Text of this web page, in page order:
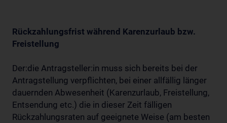
Rückzahlungsfrist während Karenzurlaub bzw.
Freistellung
Der:die Antragsteller:in muss sich bereits bei der
Antragstellung verpflichten, bei einer allfällig länger
dauernden Abwesenheit (Karenzurlaub, Freistellung,
Entsendung etc.) die in dieser Zeit fälligen
Rückzahlungsraten auf geeignete Weise (am besten